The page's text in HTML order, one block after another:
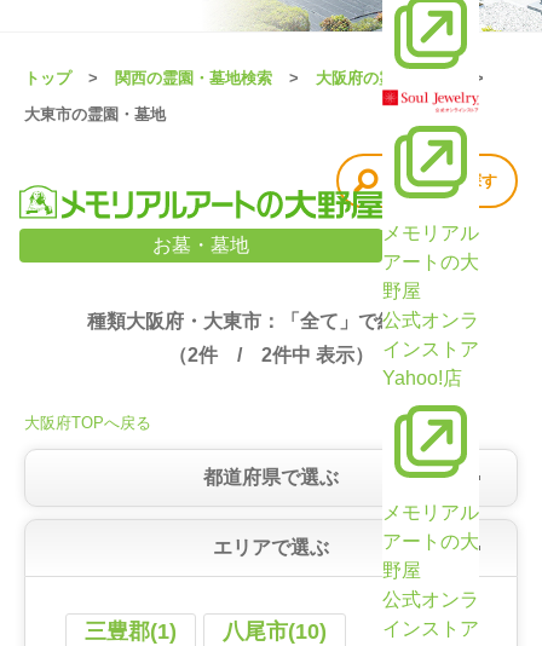
お墓・墓地
メモリアル
アートの大
野屋
公式オンラ
インストア
Yahoo!店
メモリアル
アートの大
野屋
公式オンラ
インストア
トップ 関西の霊園・墓地検索
大阪府の霊園・墓地
大東市の霊園・墓地
大阪府・大東市の霊園・墓地検索結果（2件）
他の条件で探す
種類大阪府・大東市：「全て」で絞り込み
（2件 / 2件中 表示）
大阪府TOPへ戻る
都道府県で選ぶ
エリアで選ぶ
三豊郡(1)
八尾市(10)